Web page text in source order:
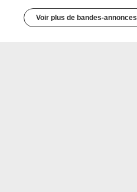
Voir plus de bandes-annonces